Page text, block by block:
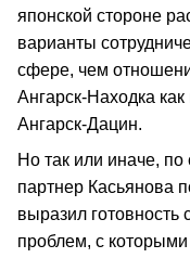
японской стороне
варианты
сфере, чем
Ангарск-Находка
Ангарск-Дацин.
Но так или иначе,
партнер Касьянова
выразил готовность
проблем, с которыми